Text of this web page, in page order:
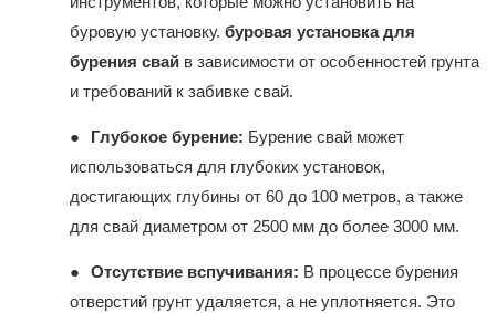
буровую установку. буровая установка для
бурения свай в зависимости от особенностей грунта
и требований к забивке свай.
● Глубокое бурение: Бурение свай может
использоваться для глубоких установок,
достигающих глубины от 60 до 100 метров, а также
для свай диаметром от 2500 мм до более 3000 мм.
● Отсутствие вспучивания: В процессе бурения
отверстий грунт удаляется, а не уплотняется. Это